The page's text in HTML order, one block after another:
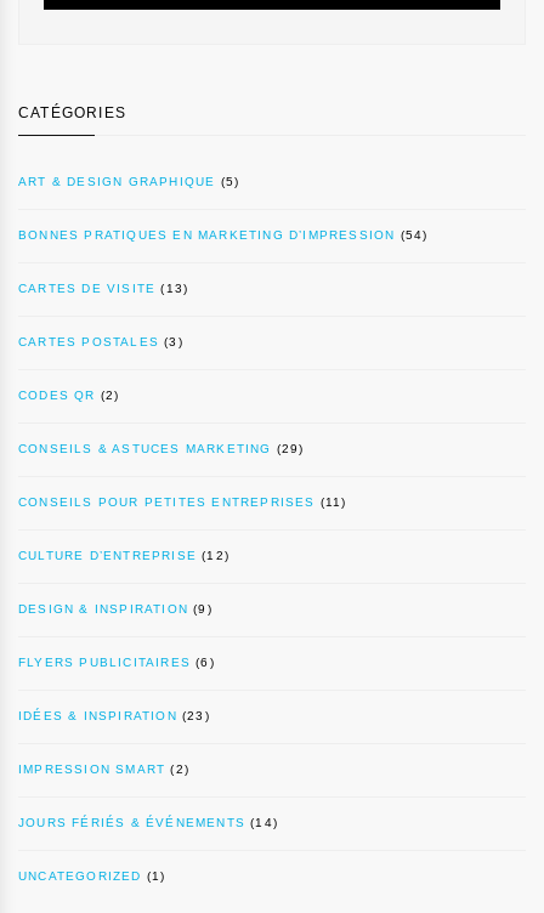
CATÉGORIES
ART & DESIGN GRAPHIQUE (5)
BONNES PRATIQUES EN MARKETING D’IMPRESSION (54)
CARTES DE VISITE (13)
CARTES POSTALES (3)
CODES QR (2)
CONSEILS & ASTUCES MARKETING (29)
CONSEILS POUR PETITES ENTREPRISES (11)
CULTURE D’ENTREPRISE (12)
DESIGN & INSPIRATION (9)
FLYERS PUBLICITAIRES (6)
IDÉES & INSPIRATION (23)
IMPRESSION SMART (2)
JOURS FÉRIÉS & ÉVÉNEMENTS (14)
UNCATEGORIZED (1)